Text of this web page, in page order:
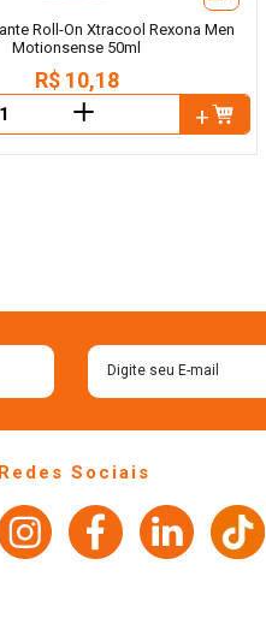
Roll-On Xtracool Rexona Men
Motionsense 50ml
R$ 10,18
＋
Redes Sociais